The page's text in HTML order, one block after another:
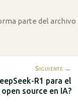
parte del archivo
Siguiente →
R1 para el
source en IA?